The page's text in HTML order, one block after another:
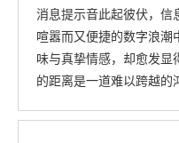
消息提示音此起彼伏，信
喧嚣而又便捷的数字浪潮
味与真挚情感，却愈发显
的距离是一道难以跨越的